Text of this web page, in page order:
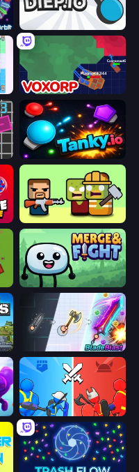
Diep.io
Voxorp
Tanky.io
Zombie Horde: Build & Survive
Merge & Fight
Merge Master Tanks: Tank Wars BladeBlast.io
State Wars: Conquer Them All